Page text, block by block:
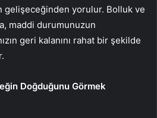
gelişeceğinden yorulur. Bolluk ve
maddi durumunuzun
geri kalanını rahat bir şekilde
Doğduğunu Görmek